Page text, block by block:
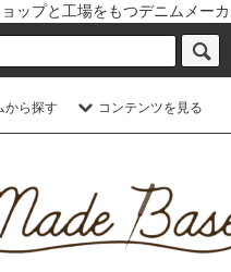
プと工場をもつデニムメー
から探す コンテンツを見る